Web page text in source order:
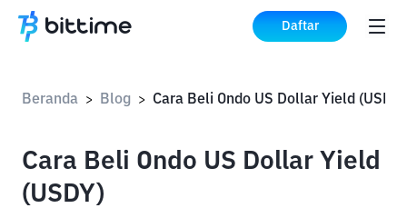
Daftar
Beranda > Blog > Cara Beli Ondo US Dollar Yield (USDY)
Cara Beli Ondo US Dollar Yield
(USDY)